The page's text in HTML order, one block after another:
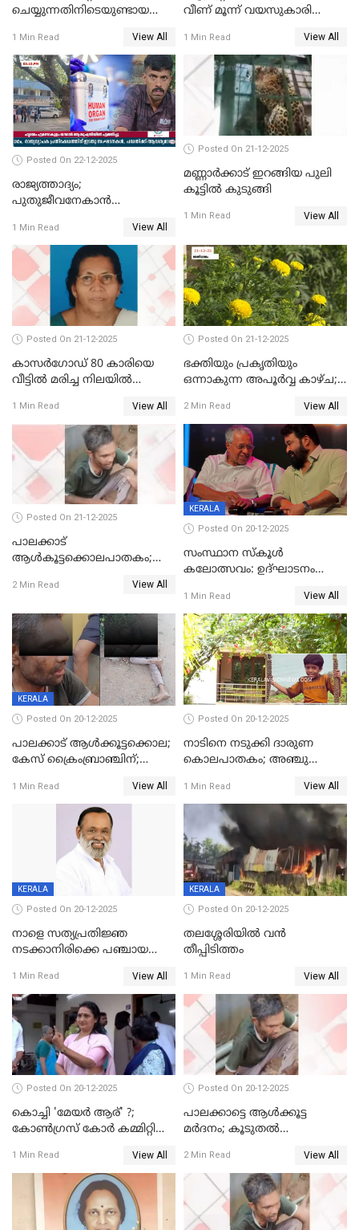
ചെയ്യുന്നതിനിടെയുണ്ടായ
ദാരുണാന്ത്യം; ജീപ്സി
ഓടിച്ചയാൾ അറസ്റ്റിൽ.
1 Min Read View All
വീണ് മൂന്ന് വയസുകാരി
1 Min Read View All
Posted On 22-12-2025
രാജ്യത്താദ്യം;
പുതുജീവനേകാൻ
എറണാകുളം സർക്കാർ
ജനറൽ
ആശുപത്രിയിലെത്തിച്ചു
1 Min Read View All
Posted On 21-12-2025
മണ്ണാർക്കാട് ഇറങ്ങിയ പുലി
കൂട്ടിൽ കുടുങ്ങി
1 Min Read View All
Posted On 21-12-2025
കാസർഗോഡ് 80 കാരിയെ
വീട്ടിൽ മരിച്ച നിലയിൽ
1 Min Read View All
Posted On 21-12-2025
ഭക്തിയും പ്രകൃതിയും
ഒന്നാകുന്ന അപൂര്‍വ്വ കാഴ്ച;
കാഴ്ചാനുഭവമൊരുക്കി
ശബരീ നന്ദനം
2 Min Read View All
Posted On 21-12-2025
പാലക്കാട്‌
ആൾകൂട്ടക്കൊലപാതകം;
ഊർജ്ജിതമാക്കിമാക്കി
2 Min Read View All
KERALA
Posted On 20-12-2025
സംസ്ഥാന സ്കൂൾ
കലോത്സവം: ഉദ്ഘാടനം
മുഖ്യാതിഥിയായി
മോഹൻലാൽ
1 Min Read View All
KERALA
Posted On 20-12-2025
പാലക്കാട് ആൾക്കൂട്ടക്കൊല;
കേസ് ക്രൈംബ്രാഞ്ചിന്;
അന്വേഷിക്കും
1 Min Read View All
Posted On 20-12-2025
നാടിനെ നടുക്കി ദാരുണ
കൊലപാതകം; അഞ്ചു
കഴുത്തുഞെരിച്ച് കൊന്നു
1 Min Read View All
KERALA
Posted On 20-12-2025
നാളെ സത്യപ്രതിജ്ഞ
നടക്കാനിരിക്കെ പഞ്ചായത്ത്
1 Min Read View All
KERALA
Posted On 20-12-2025
തലശ്ശേരിയിൽ വൻ
തീപ്പിടിത്തം
1 Min Read View All
Posted On 20-12-2025
കൊച്ചി 'മേയർ ആര്' ?;
കോണ്‍ഗ്രസ് കോര്‍ കമ്മിറ്റി
1 Min Read View All
Posted On 20-12-2025
പാലക്കാട്ടെ ആള്‍ക്കൂട്ട
മര്‍ദനം; കൂടുതല്‍
അംഗ സംഘമെന്ന് വിവരം
2 Min Read View All